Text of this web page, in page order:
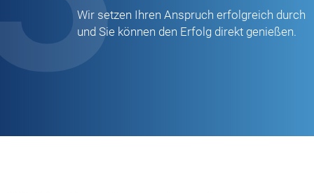
Wir setzen Ihren Anspruch erfolgreich durch
und Sie können den Erfolg direkt genießen.